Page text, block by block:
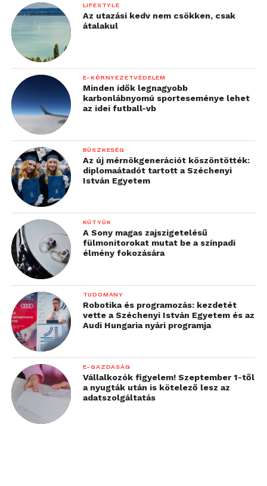
LIFESTYLE
Az utazási kedv nem csökken, csak
átalakul
E-KÖRNYEZETVÉDELEM
Minden idők legnagyobb
karbonlábnyomú sporteseménye lehet
az idei futball-vb
BÜSZKESÉG
Az új mérnökgenerációt köszöntötték:
diplomaátadót tartott a Széchenyi
István Egyetem
KÜTYÜK
A Sony magas zajszigetelésű
fülmonitorokat mutat be a színpadi
élmény fokozására
TUDOMÁNY
Robotika és programozás: kezdetét
vette a Széchenyi István Egyetem és az
Audi Hungaria nyári programja
E-GAZDASÁG
Vállalkozók figyelem! Szeptember 1-től
a nyugták után is kötelező lesz az
adatszolgáltatás